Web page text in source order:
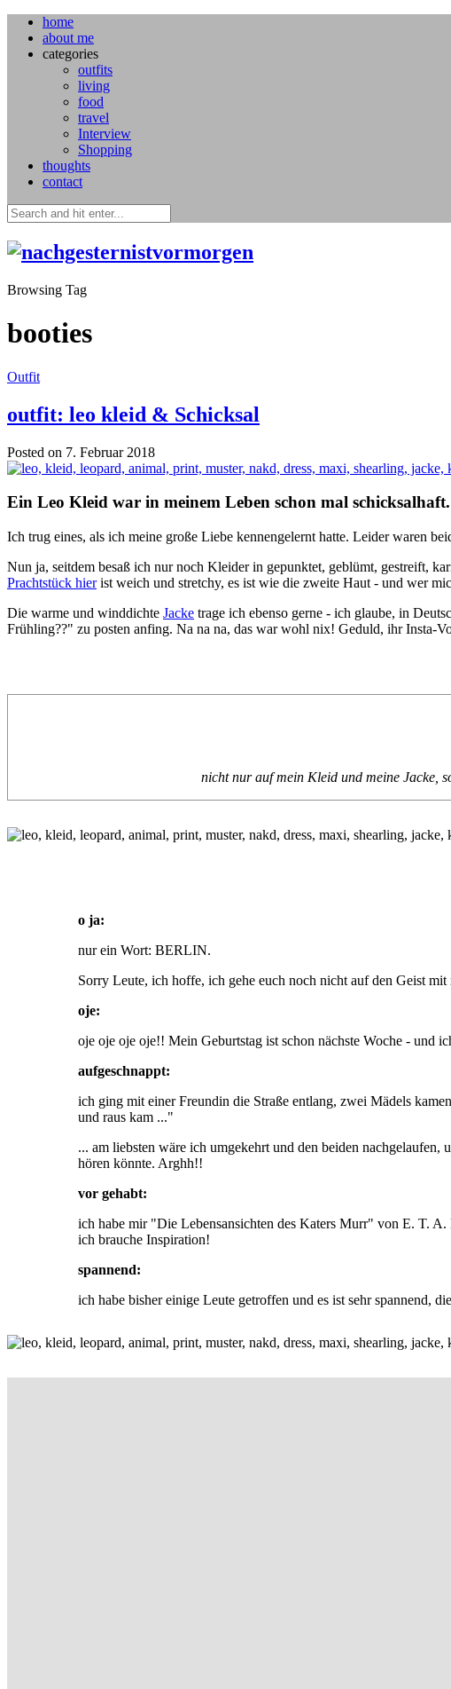
home
about me
categories
outfits
living
food
travel
Interview
Shopping
thoughts
contact
Browsing Tag
booties
Outfit
outfit: leo kleid & Schicksal
Posted on 7. Februar 2018
Ein Leo Kleid war in meinem Leben schon mal schicksalhaft.
Ich trug eines, als ich meine große Liebe kennengelernt hatte. Leider waren
Nun ja, seitdem besaß ich nur noch Kleider in gepunktet, geblümt, gestreift,
Prachtstück hierist weich und stretchy, es ist wie die zweite Haut - und wer
Die warme und winddichte Jacke trage ich ebenso gerne - ich glaube, in
Frühling??" zu posten anfing. Na na na, das war wohl nix! Geduld, ihr Insta-
nicht nur auf mein Kleid und meine Jacke,
o ja:
nur ein Wort: BERLIN.
Sorry Leute, ich hoffe, ich gehe euch noch nicht auf den Geist
oje:
oje oje oje oje!! Mein Geburtstag ist schon nächste Woche - und
aufgeschnappt:
ich ging mit einer Freundin die Straße entlang, zwei Mädels
und raus kam ..."
... am liebsten wäre ich umgekehrt und den beiden nachgelaufen,
hören könnte. Arghh!!
vor gehabt:
ich habe mir "Die Lebensansichten des Katers Murr" von E. T.
ich brauche Inspiration!
spannend:
ich habe bisher einige Leute getroffen und es ist sehr spannend,